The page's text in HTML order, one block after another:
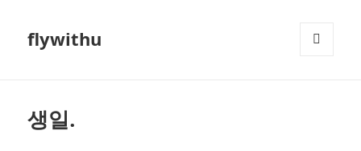
flywithu
생일.